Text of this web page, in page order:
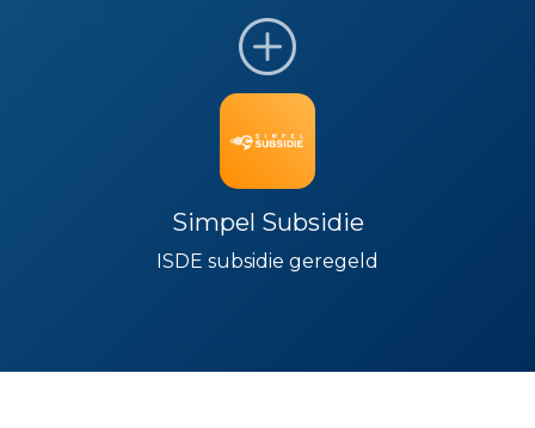
Simpel Subsidie
ISDE subsidie geregeld